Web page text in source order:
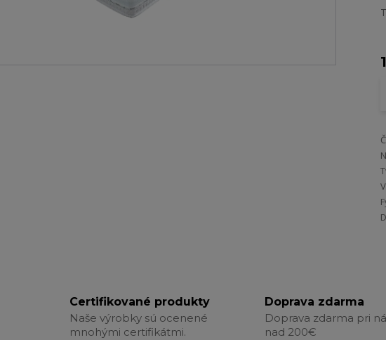
Certifikované produkty
Naše výrobky sú ocenené
mnohými certifikátmi.
Doprava zdarma
Doprava zdarma pri
nad 200€